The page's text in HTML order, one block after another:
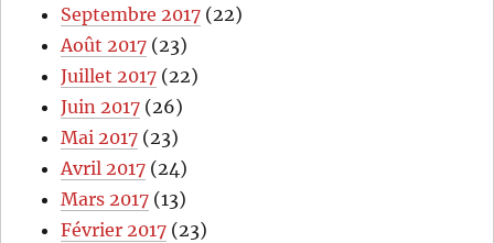
Septembre 2017 (22)
Août 2017 (23)
Juillet 2017 (22)
Juin 2017 (26)
Mai 2017 (23)
Avril 2017 (24)
Mars 2017 (13)
Février 2017 (23)